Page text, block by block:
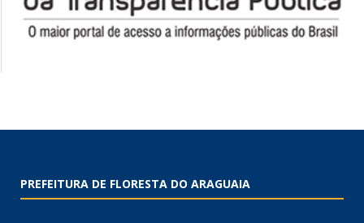
PREFEITURA DE FLORESTA DO ARAGUAIA